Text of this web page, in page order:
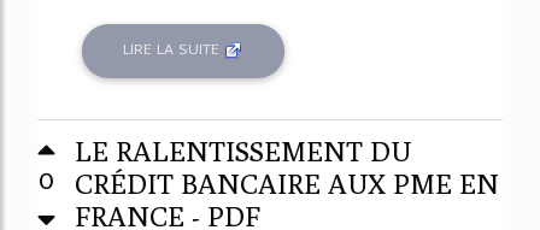
LIRE LA SUITE
0
LE RALENTISSEMENT DU
CRÉDIT BANCAIRE AUX PME EN
FRANCE - PDF